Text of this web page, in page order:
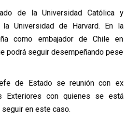
de la Universidad Católica y
Universidad de Harvard. En la
como embajador de Chile en
podrá seguir desempeñando pese
de Estado se reunión con ex
Exteriores con quienes se está
en este caso.